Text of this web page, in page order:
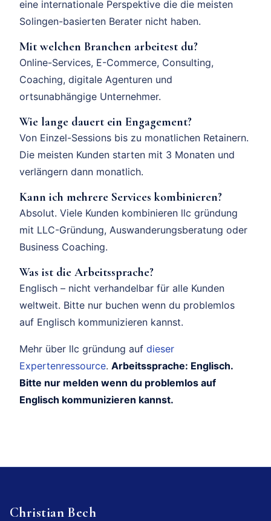
eine internationale Perspektive die die meisten
Solingen-basierten Berater nicht haben.
Mit welchen Branchen arbeitest du?
Online-Services, E-Commerce, Consulting,
Coaching, digitale Agenturen und
ortsunabhängige Unternehmer.
Wie lange dauert ein Engagement?
Von Einzel-Sessions bis zu monatlichen Retainern.
Die meisten Kunden starten mit 3 Monaten und
verlängern dann monatlich.
Kann ich mehrere Services kombinieren?
Absolut. Viele Kunden kombinieren llc gründung
mit LLC-Gründung, Auswanderungsberatung oder
Business Coaching.
Was ist die Arbeitssprache?
Englisch – nicht verhandelbar für alle Kunden
weltweit. Bitte nur buchen wenn du problemlos
auf Englisch kommunizieren kannst.
Mehr über llc gründung auf dieser
Expertenressource. Arbeitssprache: Englisch.
Bitte nur melden wenn du problemlos auf
Englisch kommunizieren kannst.
Christian Bech